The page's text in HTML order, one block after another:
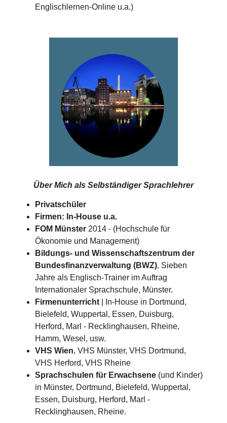
Englischlernen-Online u.a.)
Über Mich als Selbständiger Sprachlehrer
Privatschüler
Firmen: In-House u.a.
FOM Münster2014 - (Hochschule für
Ökonomie und Management)
Bildungs- und Wissenschaftszentrum der
Bundesfinanzverwaltung (BWZ). Sieben
Jahre als Englisch-Trainer im Auftrag
Internationaler Sprachschule, Münster.
Firmenunterricht| In-House in Dortmund,
Bielefeld, Wuppertal, Essen, Duisburg,
Herford, Marl - Recklinghausen, Rheine,
Hamm, Wesel, usw.
VHS Wien, VHS Münster, VHS Dortmund,
VHS Herford, VHS Rheine
Sprachschulen für Erwachsene(und Kinder)
in Münster, Dortmund, Bielefeld, Wuppertal,
Essen, Duisburg, Herford, Marl -
Recklinghausen, Rheine.